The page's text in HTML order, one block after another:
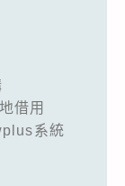
借用
系統